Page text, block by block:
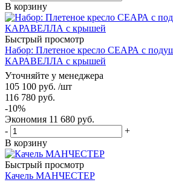
В корзину
Быстрый просмотр
Набор: Плетеное кресло СЕАРА с
КАРАВЕЛЛА с крышей
Уточняйте у менеджера
105 100 руб. /шт
116 780 руб.
-10%
Экономия 11 680 руб.
-
+
В корзину
Быстрый просмотр
Качель МАНЧЕСТЕР